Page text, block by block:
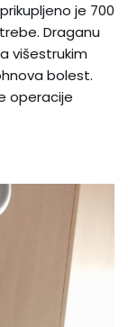
je 700
Draganu
višestrukim
bolest.
operacije